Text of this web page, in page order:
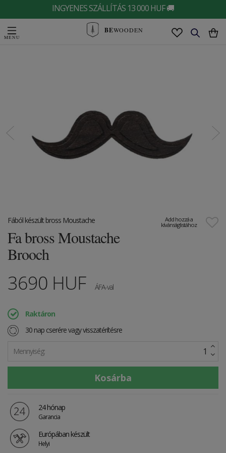
INGYENES SZÁLLÍTÁS 13 000 HUF 🚚
BEWOODEN
Add hozzá a
kívánságlistához
Fából készült bross Moustache
Fa bross Moustache
Brooch
3690 HUF ÁFA-val
Raktáron
30 nap cserére vagy visszatérítésre
Mennyiség:
24 hónap
Garancia
Európában készült
Helyi